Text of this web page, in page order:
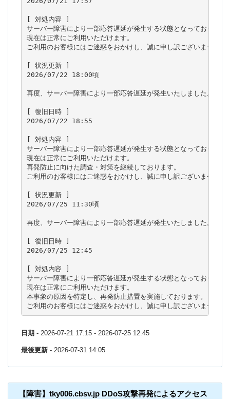
[ 対処内容 ]
サーバー障害により一部応答遅延が発生する状態となっておりまし
現在は正常にご利用いただけます。
ご利用のお客様にはご迷惑をおかけし、誠に申し訳ございませんで
[ 状況更新 ]
2026/07/22 18:00頃
再度、サーバー障害により一部応答遅延が発生いたしました。
[ 復旧日時 ]
2026/07/22 18:55
[ 対処内容 ]
サーバー障害により一部応答遅延が発生する状態となっておりまし
現在は正常にご利用いただけます。
再発防止に向けた調査・対策を継続しております。
ご利用のお客様にはご迷惑をおかけし、誠に申し訳ございませんで
[ 状況更新 ]
2026/07/25 11:30頃
再度、サーバー障害により一部応答遅延が発生いたしました。
[ 復旧日時 ]
2026/07/25 12:45
[ 対処内容 ]
サーバー障害により一部応答遅延が発生する状態となっておりまし
現在は正常にご利用いただけます。
本事象の原因を特定し、再発防止措置を実施しております。
ご利用のお客様にはご迷惑をおかけし、誠に申し訳ございませんで
日期 - 2026-07-21 17:15 - 2026-07-25 12:45
最後更新 - 2026-07-31 14:05
【障害】tky006.cbsv.jp DDoS攻撃再発によるアクセス